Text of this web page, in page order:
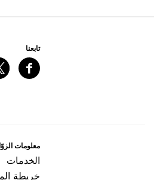
ﺗﺎﺑﻌﻨﺎ
ﻣﻌﻠﻮﻣﺎﺕ
اﻟﺨﺪﻣﺎﺕ
ﺧﺮﻳﻄﺔ